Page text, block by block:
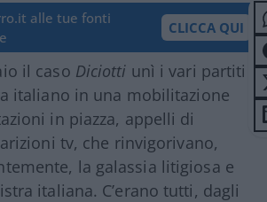
alle tue fonti
CLICCA QUI
il caso Diciotti unì i vari partiti
italiano in una mobilitazione
in piazza, appelli di
tv, che rinvigorivano,
la galassia litigiosa e
italiana. C’erano tutti, dagli